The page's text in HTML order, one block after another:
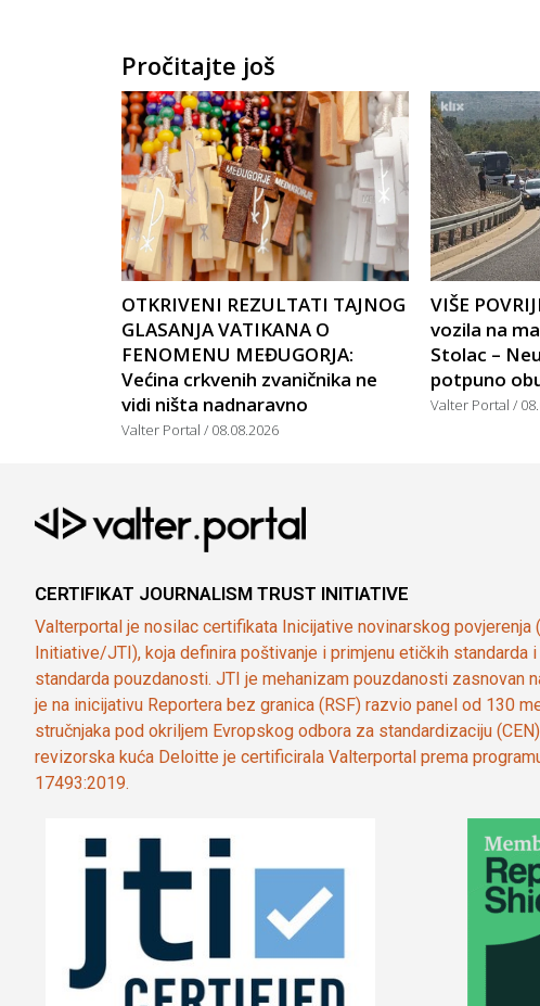
Pročitajte još
OTKRIVENI REZULTATI TAJNOG
GLASANJA VATIKANA O
FENOMENU MEĐUGORJA:
Većina crkvenih zvaničnika ne
vidi ništa nadnaravno
Valter Portal 08.08.2026
VIŠE
vozila na
Stolac –
potpuno
Valter Portal
CERTIFIKAT JOURNALISM TRUST INITIATIVE
Valterportal je nosilac certifikata Inicijative novinarskog povjerenja
Initiative/JTI), koja definira poštivanje i primjenu etičkih standarda
standarda pouzdanosti. JTI je mehanizam pouzdanosti zasnovan
je na inicijativu Reportera bez granica (RSF) razvio panel od 130
stručnjaka pod okriljem Evropskog odbora za standardizaciju
revizorska kuća Deloitte je certificirala Valterportal prema
17493:2019.